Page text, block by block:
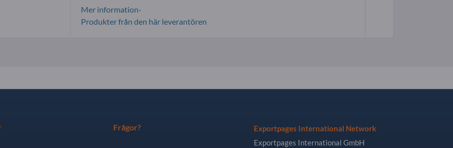
Mer information-
Produkter från den här leverantören
Frågor?
Exportpages International Network
Exportpages International GmbH